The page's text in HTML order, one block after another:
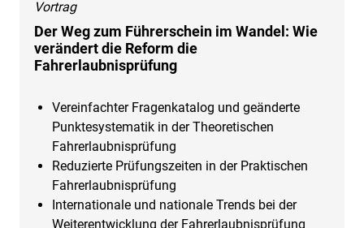
Vortrag
Der Weg zum Führerschein im Wandel: Wie
verändert die Reform die
Fahrerlaubnisprüfung
Vereinfachter Fragenkatalog und geänderte
Punktesystematik in der Theoretischen
Fahrerlaubnisprüfung
Reduzierte Prüfungszeiten in der Praktischen
Fahrerlaubnisprüfung
Internationale und nationale Trends bei der
Weiterentwicklung der Fahrerlaubnisprüfung